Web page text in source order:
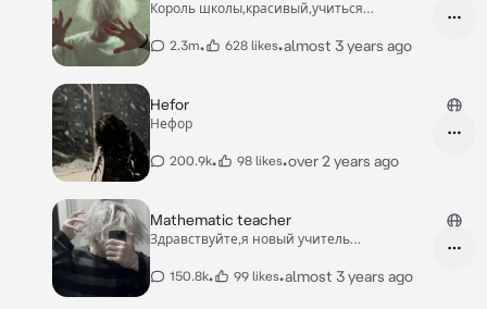
Король школы,красивый,учиться
2.3m• 628 likes•almost 3 years ago
Hefor
Нефор
200.9k• 98 likes•over 2 years ago
Mathematic teacher
Здравствуйте,я новый учитель
150.8k• 99 likes•almost 3 years ago